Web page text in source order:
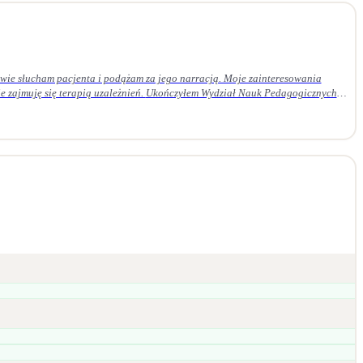
słucham pacjenta i podążam za jego narracją. Moje zainteresowania
Wydział Nauk Pedagogicznych
szkolenie z psychoterapii psychodynamicznej w Krakowskim
superwizji u certyfikowanego superwizora.